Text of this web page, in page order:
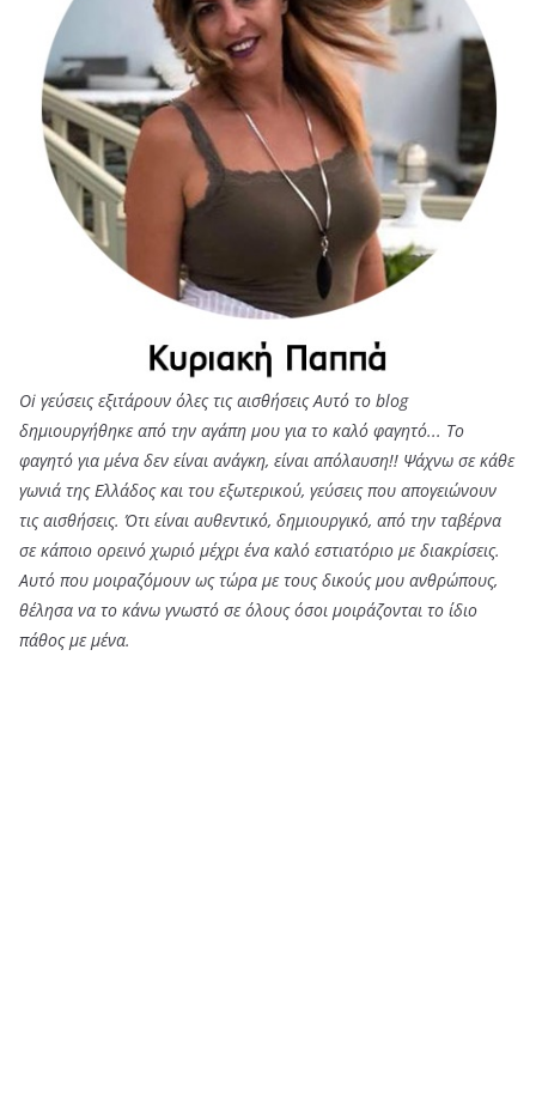
Oi γεύσεις εξιτάρουν όλες τις αισθήσεις Αυτό το blog
δημιουργήθηκε από την αγάπη μου για το καλό φαγητό... Tο
φαγητό για μένα δεν είναι ανάγκη, είναι απόλαυση!! Ψάχνω σε κάθε
γωνιά της Ελλάδος και του εξωτερικού, γεύσεις που απογειώνουν
τις αισθήσεις. Ότι είναι αυθεντικό, δημιουργικό, από την ταβέρνα
σε κάποιο ορεινό χωριό μέχρι ένα καλό εστιατόριο με διακρίσεις.
Αυτό που μοιραζόμουν ως τώρα με τους δικούς μου ανθρώπους,
θέλησα να το κάνω γνωστό σε όλους όσοι μοιράζονται το ίδιο
πάθος με μένα.